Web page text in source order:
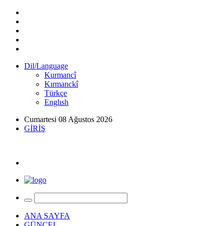
Dil/Language
Kurmancî
Kırmanckî
Türkçe
Englısh
Cumartesi 08 Ağustos 2026
GİRİŞ
ANA SAYFA